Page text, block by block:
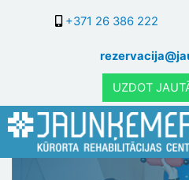
+371 26 386 222
UZDOT